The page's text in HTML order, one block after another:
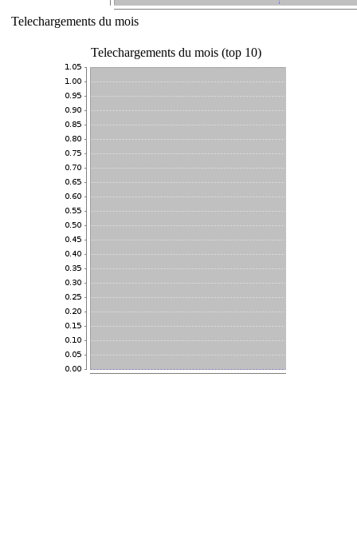
Telechargements du mois
Telechargements du mois (top 10)